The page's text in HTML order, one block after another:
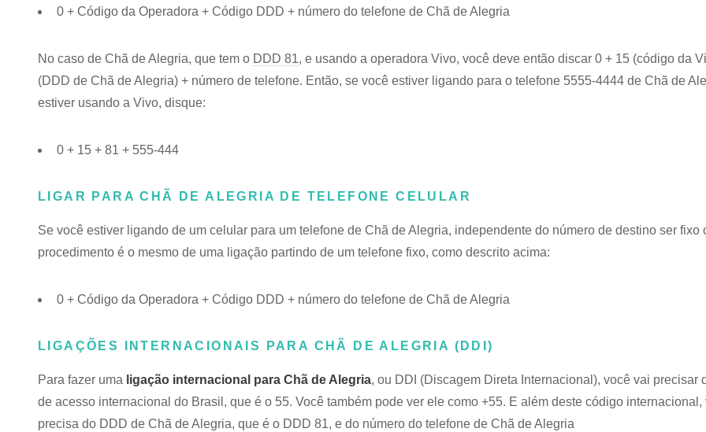
0 + Código da Operadora + Código DDD + número do telefone de Chã de Alegria
No caso de Chã de Alegria, que tem o DDD 81, e usando a operadora Vivo, você deve então discar 0 + 15 (código da
(DDD de Chã de Alegria) + número de telefone. Então, se você estiver ligando para o telefone 5555-4444 de Chã de
estiver usando a Vivo, disque:
0 + 15 + 81 + 555-444
LIGAR PARA CHÃ DE ALEGRIA DE TELEFONE CELULAR
Se você estiver ligando de um celular para um telefone de Chã de Alegria, independente do número de destino ser fixo
procedimento é o mesmo de uma ligação partindo de um telefone fixo, como descrito acima:
0 + Código da Operadora + Código DDD + número do telefone de Chã de Alegria
LIGAÇÕES INTERNACIONAIS PARA CHÃ DE ALEGRIA (DDI)
Para fazer uma ligação internacional para Chã de Alegria, ou DDI (Discagem Direta Internacional), você vai precisar
de acesso internacional do Brasil, que é o 55. Você também pode ver ele como +55. E além deste código internacional,
precisa do DDD de Chã de Alegria, que é o DDD 81, e do número do telefone de Chã de Alegria